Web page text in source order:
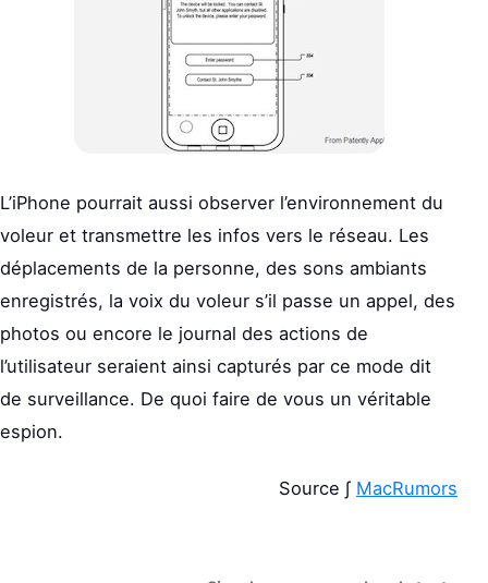
L’iPhone pourrait aussi observer l’environnement du
voleur et transmettre les infos vers le réseau. Les
déplacements de la personne, des sons ambiants
enregistrés, la voix du voleur s’il passe un appel, des
photos ou encore le journal des actions de
l’utilisateur seraient ainsi capturés par ce mode dit
de surveillance. De quoi faire de vous un véritable
espion.
Source ∫ MacRumors